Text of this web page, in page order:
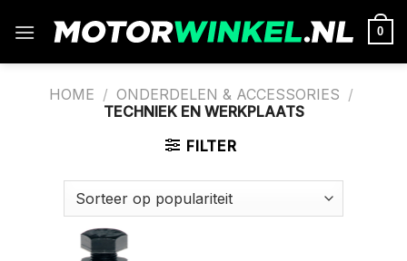
naar
0
HOME / ONDERDELEN & ACCESSORIES /
TECHNIEK EN WERKPLAATS
FILTER